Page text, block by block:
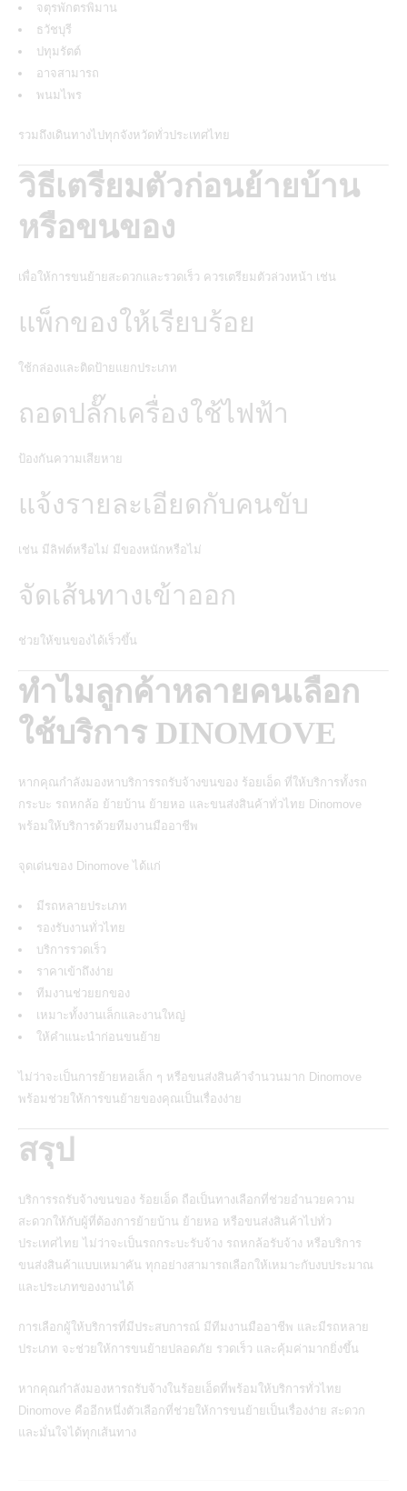
จตุรพักตรพิมาน
ธวัชบุรี
ปทุมรัตต์
อาจสามารถ
พนมไพร
รวมถึงเดินทางไปทุกจังหวัดทั่วประเทศไทย
วิธีเตรียมตัวก่อนย้ายบ้าน
หรือขนของ
เพื่อให้การขนย้ายสะดวกและรวดเร็ว ควรเตรียมตัวล่วงหน้า เช่น
แพ็กของให้เรียบร้อย
ใช้กล่องและติดป้ายแยกประเภท
ถอดปลั๊กเครื่องใช้ไฟฟ้า
ป้องกันความเสียหาย
แจ้งรายละเอียดกับคนขับ
เช่น มีลิฟต์หรือไม่ มีของหนักหรือไม่
จัดเส้นทางเข้าออก
ช่วยให้ขนของได้เร็วขึ้น
ทำไมลูกค้าหลายคนเลือก
ใช้บริการ DINOMOVE
หากคุณกำลังมองหาบริการรถรับจ้างขนของ ร้อยเอ็ด ที่ให้บริการทั้งรถ
กระบะ รถหกล้อ ย้ายบ้าน ย้ายหอ และขนส่งสินค้าทั่วไทย Dinomove
พร้อมให้บริการด้วยทีมงานมืออาชีพ
จุดเด่นของ Dinomove ได้แก่
มีรถหลายประเภท
รองรับงานทั่วไทย
บริการรวดเร็ว
ราคาเข้าถึงง่าย
ทีมงานช่วยยกของ
เหมาะทั้งงานเล็กและงานใหญ่
ให้คำแนะนำก่อนขนย้าย
ไม่ว่าจะเป็นการย้ายหอเล็ก ๆ หรือขนส่งสินค้าจำนวนมาก Dinomove
พร้อมช่วยให้การขนย้ายของคุณเป็นเรื่องง่าย
สรุป
บริการรถรับจ้างขนของ ร้อยเอ็ด ถือเป็นทางเลือกที่ช่วยอำนวยความ
สะดวกให้กับผู้ที่ต้องการย้ายบ้าน ย้ายหอ หรือขนส่งสินค้าไปทั่ว
ประเทศไทย ไม่ว่าจะเป็นรถกระบะรับจ้าง รถหกล้อรับจ้าง หรือบริการ
ขนส่งสินค้าแบบเหมาคัน ทุกอย่างสามารถเลือกให้เหมาะกับงบประมาณ
และประเภทของงานได้
การเลือกผู้ให้บริการที่มีประสบการณ์ มีทีมงานมืออาชีพ และมีรถหลาย
ประเภท จะช่วยให้การขนย้ายปลอดภัย รวดเร็ว และคุ้มค่ามากยิ่งขึ้น
หากคุณกำลังมองหารถรับจ้างในร้อยเอ็ดที่พร้อมให้บริการทั่วไทย
Dinomove คืออีกหนึ่งตัวเลือกที่ช่วยให้การขนย้ายเป็นเรื่องง่าย สะดวก
และมั่นใจได้ทุกเส้นทาง